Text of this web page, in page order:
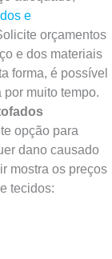
e
orçamentos
e dos materiais
forma, é possível
muito tempo.
opção para
dano causado
mostra os preços
tecidos: